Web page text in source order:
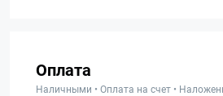
Оплата
Наличными • Оплата на счет •